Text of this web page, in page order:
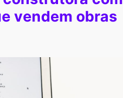
vendem obras